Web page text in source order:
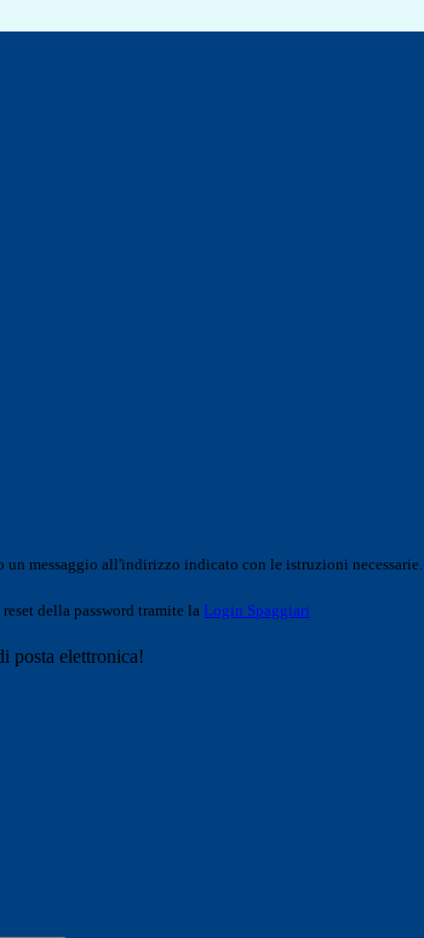
un messaggio all'indirizzo indicato con le istruzioni necessarie.
della password tramite la Login Spaggiari
posta elettronica!